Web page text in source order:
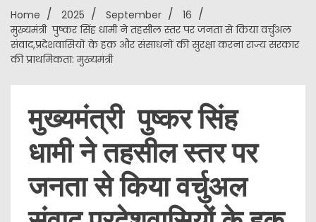
Home 2025 September
16
मुख्यमंत्री पुष्कर सिंह धामी ने तहसील स्तर पर जनता से किया वर्चुअल
संवाद,प्रदेशवासियों के हक़ और संसाधनों की सुरक्षा करना राज्य सरकार
की प्राथमिकता: मुख्यमंत्री
मुख्यमंत्री पुष्कर सिंह
धामी ने तहसील स्तर पर
जनता से किया वर्चुअल